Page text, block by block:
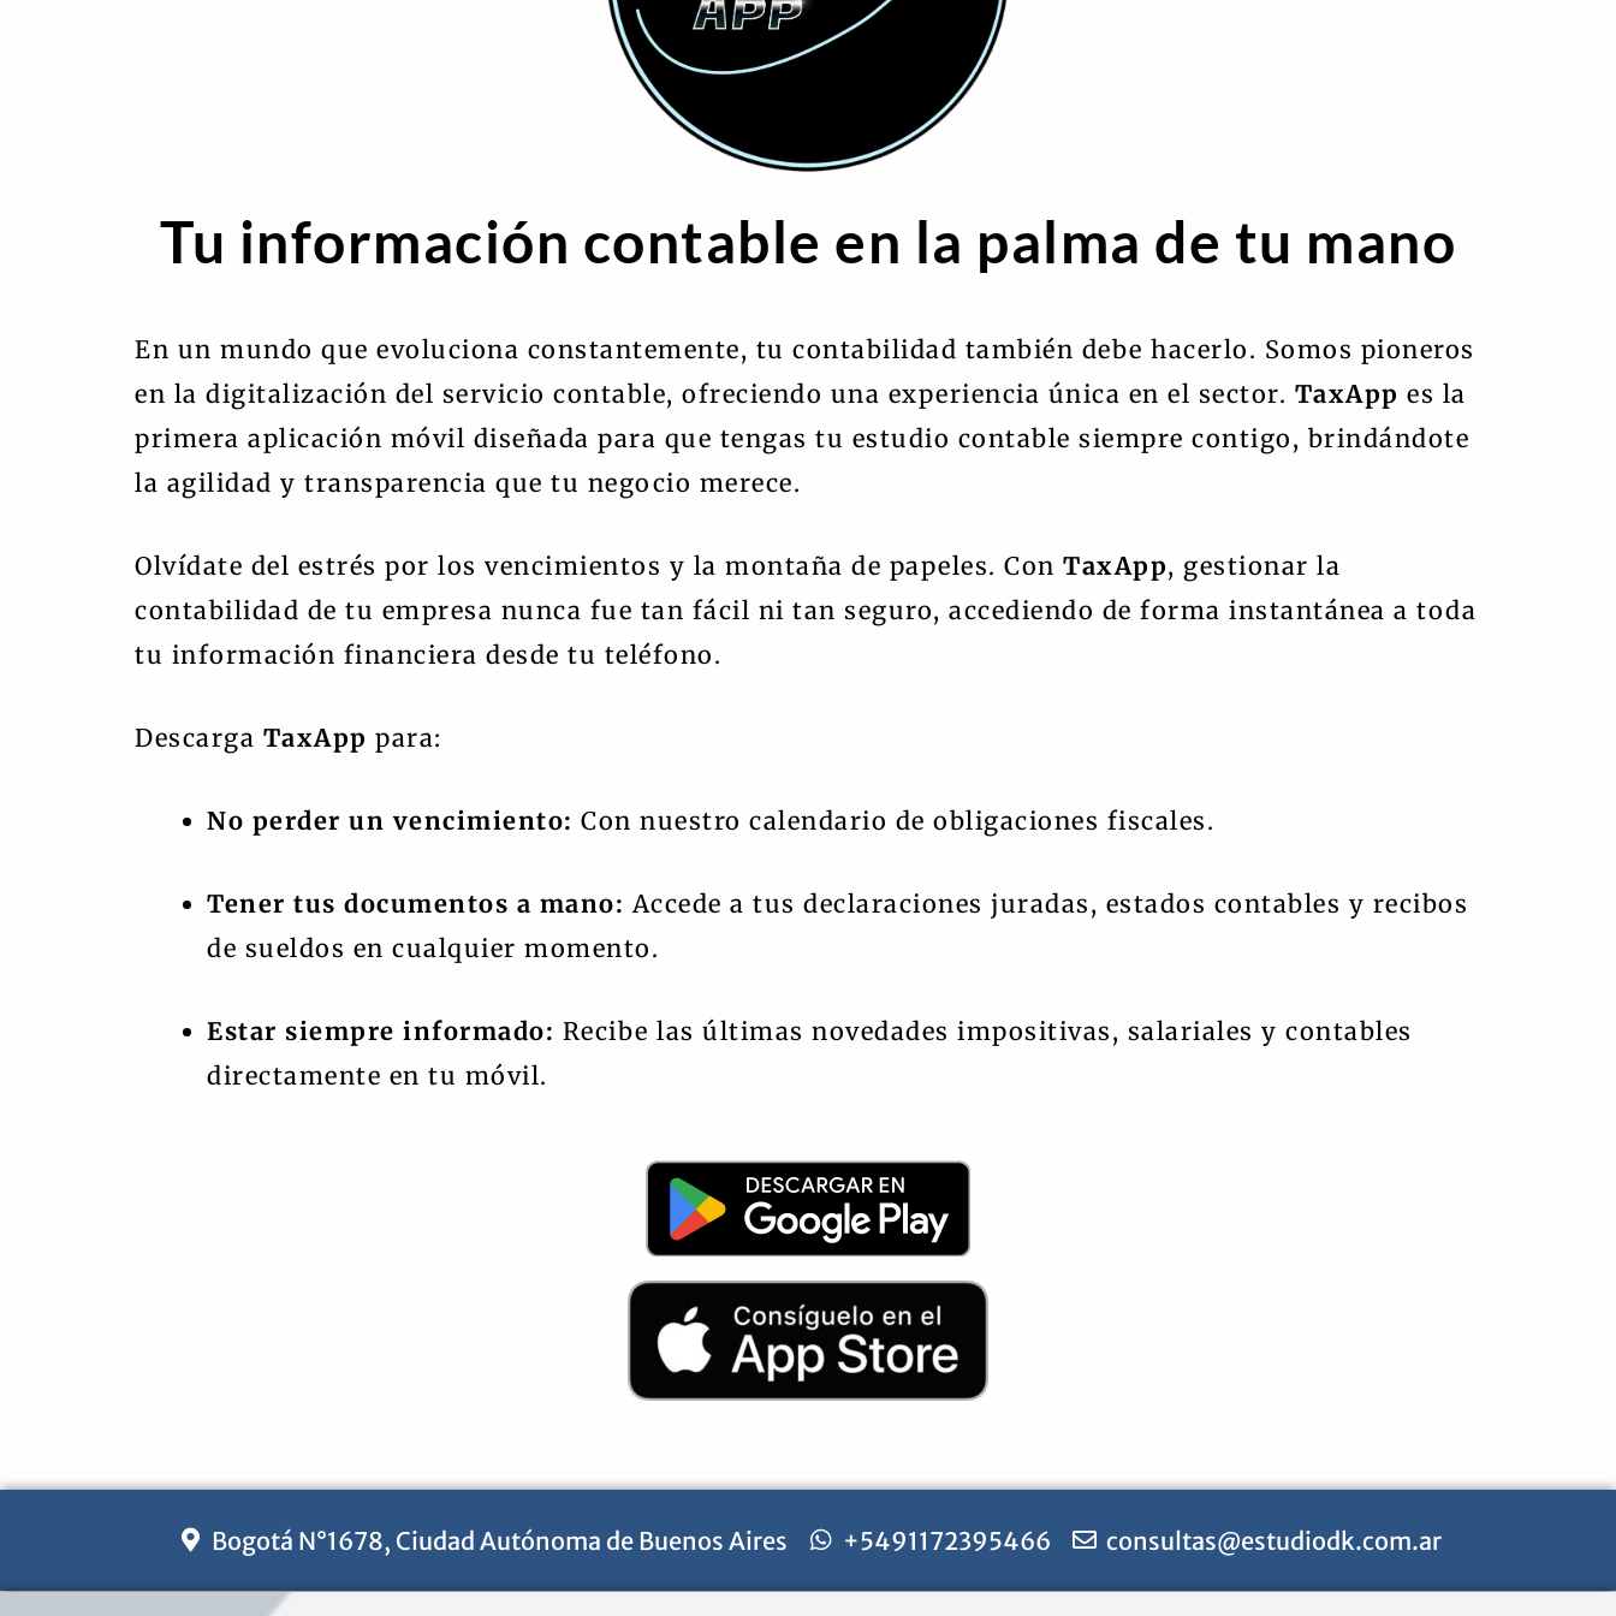
Tu información contable en la palma de tu mano
En un mundo que evoluciona constantemente, tu contabilidad también debe hacerlo. Somos pioneros
en la digitalización del servicio contable, ofreciendo una experiencia única en el sector. TaxApp es la
primera aplicación móvil diseñada para que tengas tu estudio contable siempre contigo, brindándote
la agilidad y transparencia que tu negocio merece.
Olvídate del estrés por los vencimientos y la montaña de papeles. Con TaxApp, gestionar la
contabilidad de tu empresa nunca fue tan fácil ni tan seguro, accediendo de forma instantánea a toda
tu información financiera desde tu teléfono.
Descarga TaxApp para:
No perder un vencimiento: Con nuestro calendario de obligaciones fiscales.
Tener tus documentos a mano: Accede a tus declaraciones juradas, estados contables y recibos
de sueldos en cualquier momento.
Estar siempre informado: Recibe las últimas novedades impositivas, salariales y contables
directamente en tu móvil.
Bogotá N°1678, Ciudad Autónoma de Buenos Aires +5491172395466 consultas@estudiodk.com.ar